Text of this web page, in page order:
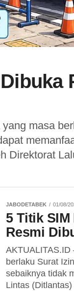
masa
Direktorat
JABODETABEK 01/08/
5 Titik
Resmi
AKTUALITAS.ID
berlaku Surat
sebaiknya tidak
Lintas